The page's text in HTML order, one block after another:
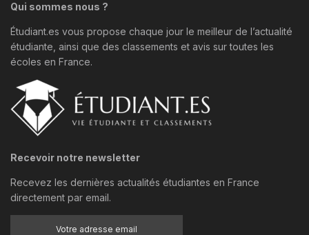
Qui sommes nous ?
Étudiant.es vous propose chaque jour le meilleur de l’actualité
étudiante, ainsi que des classements et avis sur toutes les
écoles en France.
Recevoir notre newsletter
Recevez les dernières actualités étudiantes en France
directement par email.